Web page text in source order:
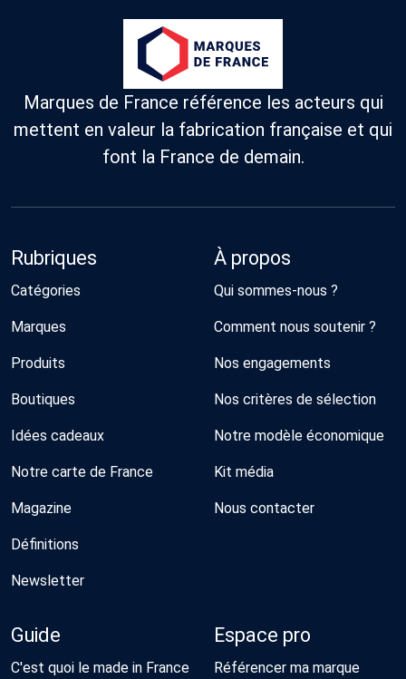
Marques de France référence les acteurs qui
mettent en valeur la fabrication française et qui
font la France de demain.
Rubriques
Catégories
Marques
Produits
Boutiques
Idées cadeaux
Notre carte de France
Magazine
Définitions
Newsletter
À propos
Qui sommes-nous ?
Comment nous soutenir ?
Nos engagements
Nos critères de sélection
Notre modèle économique
Kit média
Nous contacter
Guide
C'est quoi le made in France
Espace pro
Référencer ma marque